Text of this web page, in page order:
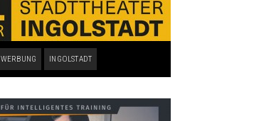
WERBUNG INGOLSTADT